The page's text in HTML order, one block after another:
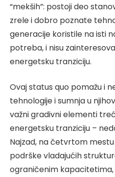
“mekših”: postoji deo
zrele i dobro poznate
generacije koristile na isti
potreba, i nisu
energetsku tranziciju.
Ovaj status quo pomažu i
tehnologije i sumnja u
važni gradivni elementi
energetsku tranziciju –
Najzad, na četvrtom
podrške vladajućih
ograničenim